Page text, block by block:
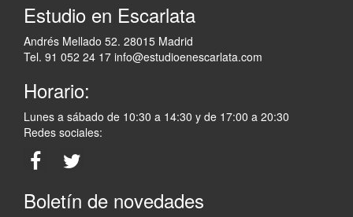
Estudio en Escarlata
Andrés Mellado 52. 28015 Madrid
Tel. 91 052 24 17 info@estudioenescarlata.com
Horario:
Lunes a sábado de 10:30 a 14:30 y de 17:00 a 20:30
Redes sociales:
Boletín de novedades